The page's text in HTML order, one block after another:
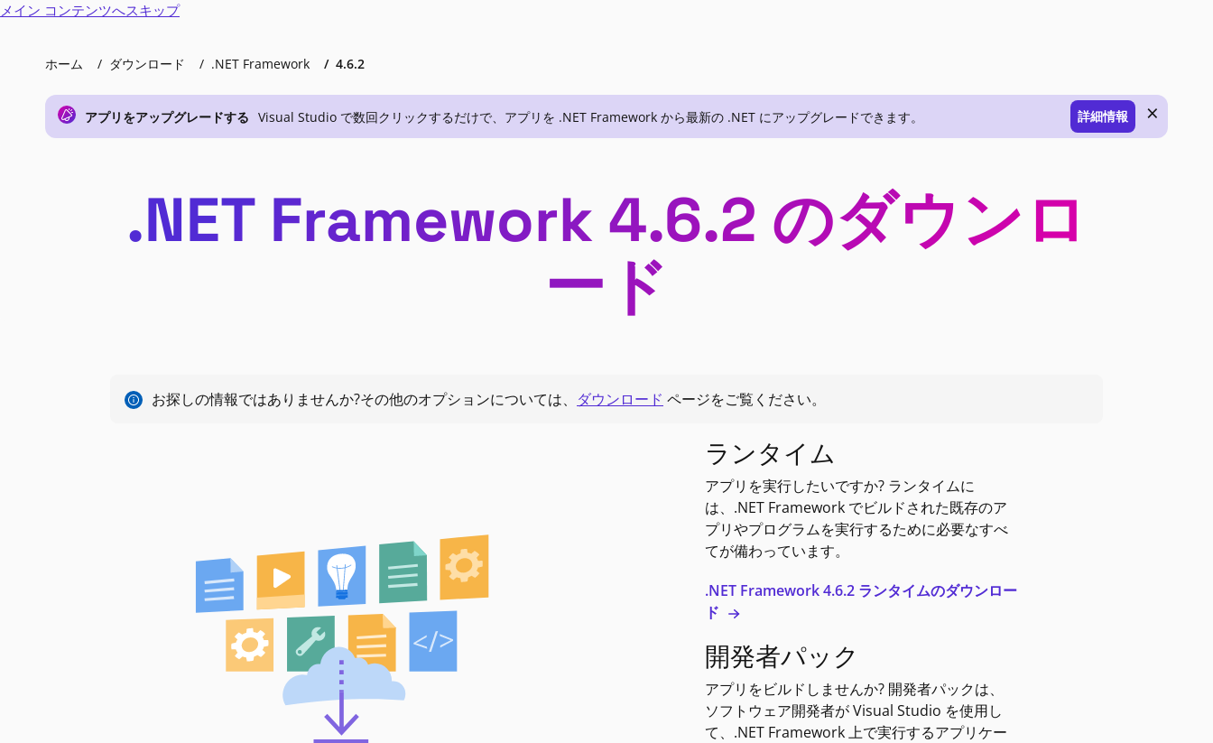
メイン コンテンツへスキップ
ホーム ダウンロード .NET Framework 4.6.2
アプリをアップグレードする Visual Studio で数回クリックするだけで、アプリを .NET Framework から最新の .NET にアップグレードできます。 詳細情報 ×
.NET Framework 4.6.2 のダウンロ
ード
お探しの情報ではありませんか?その他のオプションについては、 ダウンロード ページをご覧ください。
ランタイム
アプリを実行したいですか? ランタイムに
は、.NET Framework でビルドされた既存のア
プリやプログラムを実行するために必要なすべ
てが備わっています。
.NET Framework 4.6.2 ランタイムのダウンロー
ド
開発者パック
アプリをビルドしませんか? 開発者パックは、
ソフトウェア開発者が Visual Studio を使用し
て、.NET Framework 上で実行するアプリケー